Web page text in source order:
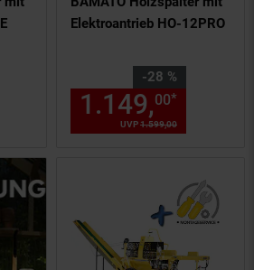
Preis: 1799,
Elektroantrieb HO-12PRO
-28 %
Sie Sparen 28 Prozent,
UVP1.599,00
1.149,00*